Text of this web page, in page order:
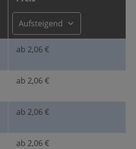
ab 2,06 €
ab 2,06 €
ab 2,06 €
ab 2,06 €